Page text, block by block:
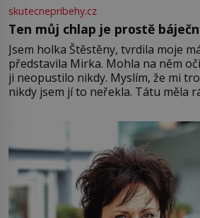
skutecnepribehy.cz
Ten můj chlap je prostě
Jsem holka Štěstěny, tvrdila moje
představila Mirka. Mohla na něm
ji neopustilo nikdy. Myslím, že mi
nikdy jsem jí to neřekla. Tátu měla
Jsme spolu moc rádi Tehdy byla